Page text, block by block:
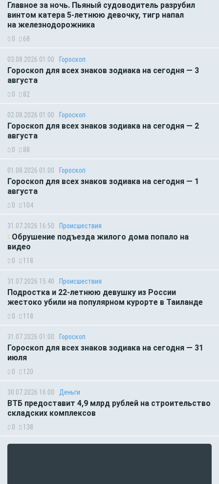
Главное за ночь. Пьяный судоводитель разрубил
винтом катера 5-летнюю девочку, тигр напал
на железнодорожника
0 68
03.08.2026 01:00 Гороскоп
Гороскоп для всех знаков зодиака на сегодня — 3
августа
0 82
02.08.2026 01:00 Гороскоп
Гороскоп для всех знаков зодиака на сегодня — 2
августа
0 88
01.08.2026 01:00 Гороскоп
Гороскоп для всех знаков зодиака на сегодня — 1
августа
0 104
31.07.2026 16:50 Происшествия
Обрушение подъезда жилого дома попало на
видео
0 118
31.07.2026 15:40 Происшествия
Подростка и 22-летнюю девушку из России
жестоко убили на популярном курорте в Таиланде
0 118
31.07.2026 01:00 Гороскоп
Гороскоп для всех знаков зодиака на сегодня — 31
июля
0 120
30.07.2026 16:00 Деньги
ВТБ предоставит 4,9 млрд рублей на строительство
складских комплексов
0 138